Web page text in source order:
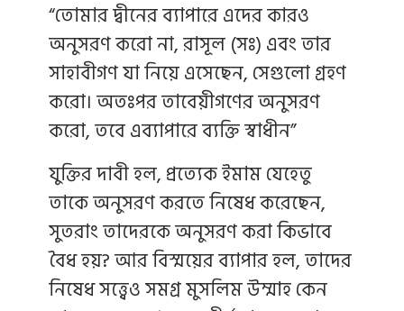
“তোমার দ্বীনের ব্যাপারে এদের কারও
অনুসরণ করো না, রাসূল (সঃ) এবং তার
সাহাবীগণ যা নিয়ে এসেছেন, সেগুলো গ্রহণ
করো। অতঃপর তাবেয়ীগণের অনুসরণ
করো, তবে এব্যাপারে ব্যক্তি স্বাধীন”
যুক্তির দাবী হল, প্রত্যেক ইমাম যেহেতু
তাকে অনুসরণ করতে নিষেধ করেছেন,
সুতরাং তাদেরকে অনুসরণ করা কিভাবে
বৈধ হয়? আর বিস্ময়ের ব্যাপার হল, তাদের
নিষেধ সত্ত্বেও সমগ্র মুসলিম উম্মাহ কেন